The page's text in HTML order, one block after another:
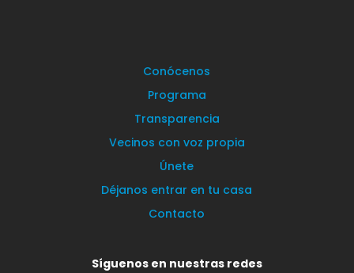
Conócenos
Programa
Transparencia
Vecinos con voz propia
Únete
Déjanos entrar en tu casa
Contacto
Síguenos en nuestras redes